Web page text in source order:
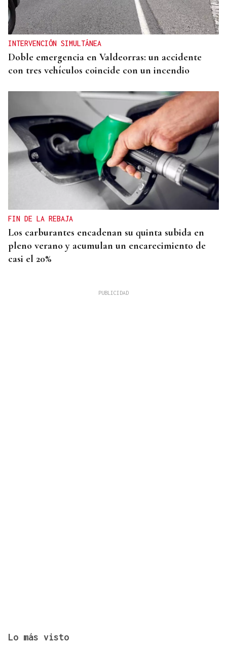
INTERVENCIÓN SIMULTÁNEA
Doble emergencia en Valdeorras: un accidente
con tres vehículos coincide con un incendio
FIN DE LA REBAJA
Los carburantes encadenan su quinta subida en
pleno verano y acumulan un encarecimiento de
casi el 20%
Lo más visto